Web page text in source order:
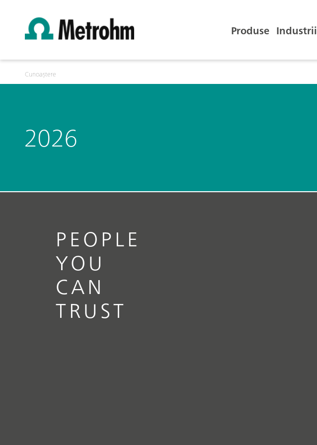
Produse Industrii
Cunoaștere
2026
PEOPLE
YOU
CAN
TRUST